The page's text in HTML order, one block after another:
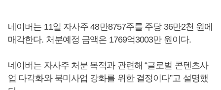
네이버는 11일 자사주 48만8757주를 주당 36만2천 원에
매각한다. 처분예정 금액은 1769억3003만 원이다.
네이버는 자사주 처분 목적과 관련해 “글로벌 콘텐츠사
업 다각화와 북미사업 강화를 위한 결정이다”고 설명했